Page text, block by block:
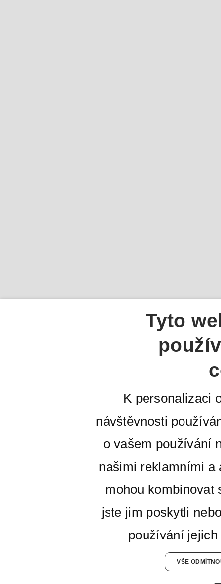
Tyto
K personalizaci
návštěvnosti
o vašem používání
našimi reklamními a
mohou kombinovat
jste jim poskytli
používání
VŠE